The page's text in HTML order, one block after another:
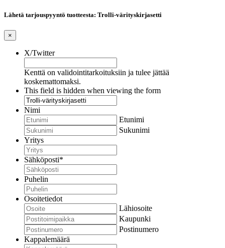
Lähetä tarjouspyyntö tuotteesta: Trolli-värityskirjasetti
×
X/Twitter
Kenttä on validointitarkoituksiin ja tulee jättää
koskemattomaksi.
This field is hidden when viewing the form
Nimi
Etunimi
Sukunimi
Yritys
Sähköposti*
Puhelin
Osoitetiedot
Lähiosoite
Kaupunki
Postinumero
Kappalemäärä